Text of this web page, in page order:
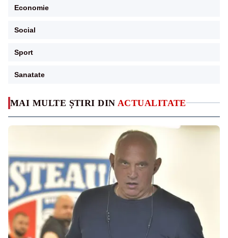
MAI MULTE ȘTIRI DIN ACTUALITATE
Economie
Social
Sport
Sanatate